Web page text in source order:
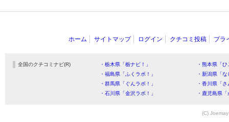
ホーム サイトマップ ログイン クチコミ投稿 プラ
全国のクチコミナビ(R) ・栃木県「栃ナビ！」
・熊本県「
・福島県「ふくラボ！」
・新潟県「
・群馬県「ぐんラボ！」
・香川県「
・石川県「金沢ラボ！」
・鹿児島県
(C)